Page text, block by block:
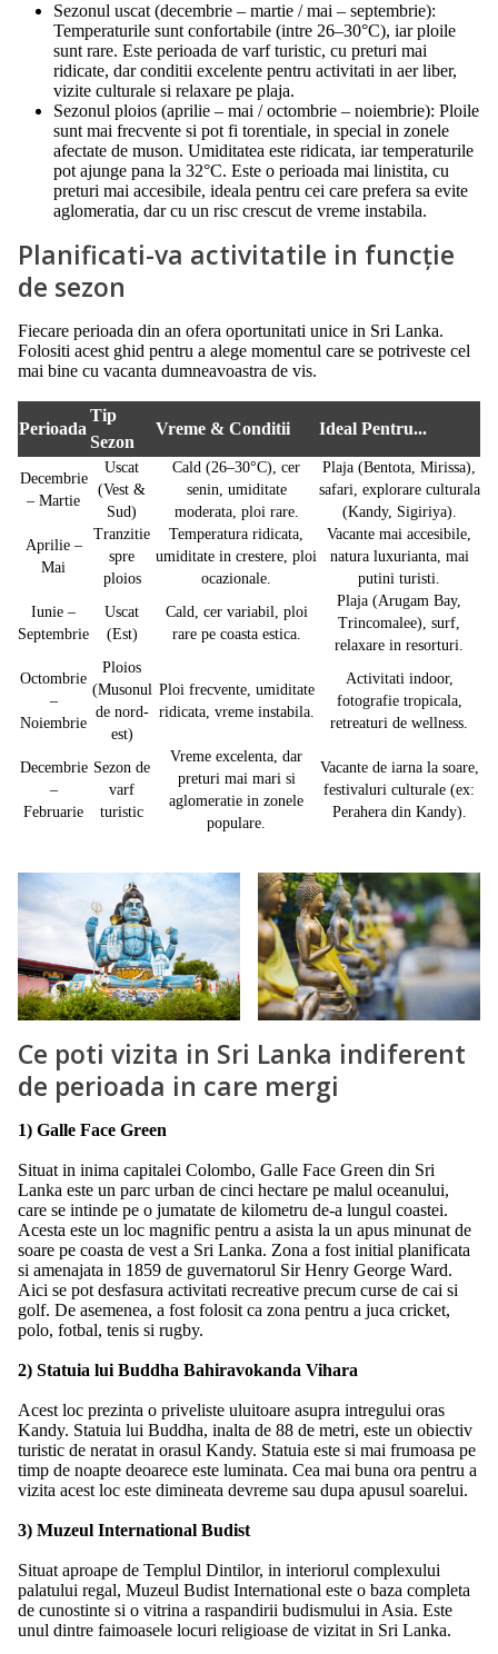
Sezonul uscat (decembrie – martie / mai – septembrie):
Temperaturile sunt confortabile (intre 26–30°C), iar ploile
sunt rare. Este perioada de varf turistic, cu preturi mai
ridicate, dar conditii excelente pentru activitati in aer liber,
vizite culturale si relaxare pe plaja.
Sezonul ploios (aprilie – mai / octombrie – noiembrie): Ploile
sunt mai frecvente si pot fi torentiale, in special in zonele
afectate de muson. Umiditatea este ridicata, iar temperaturile
pot ajunge pana la 32°C. Este o perioada mai linistita, cu
preturi mai accesibile, ideala pentru cei care prefera sa evite
aglomeratia, dar cu un risc crescut de vreme instabila.
Planificati-va activitatile in funcție
de sezon
Fiecare perioada din an ofera oportunitati unice in Sri Lanka.
Folositi acest ghid pentru a alege momentul care se potriveste cel
mai bine cu vacanta dumneavoastra de vis.
Perioada
Tip
Sezon
Vreme & Conditii Ideal Pentru...
Decembrie
– Martie
Uscat
(Vest &
Sud)
Cald (26–30°C), cer
senin, umiditate
moderata, ploi rare.
Plaja (Bentota, Mirissa),
safari, explorare culturala
(Kandy, Sigiriya).
Aprilie –
Mai
Tranzitie
spre
ploios
Temperatura ridicata,
umiditate in crestere, ploi
ocazionale.
Vacante mai accesibile,
natura luxurianta, mai
putini turisti.
Iunie –
Septembrie
Uscat
(Est)
Cald, cer variabil, ploi
rare pe coasta estica.
Plaja (Arugam Bay,
Trincomalee), surf,
relaxare in resorturi.
Octombrie
–
Noiembrie
Ploios
(Musonul
de nord-
est)
Ploi frecvente, umiditate
ridicata, vreme instabila.
Activitati indoor,
fotografie tropicala,
retreaturi de wellness.
Decembrie
–
Februarie
Sezon de
varf
turistic
Vreme excelenta, dar
preturi mai mari si
aglomeratie in zonele
populare.
Vacante de iarna la soare,
festivaluri culturale (ex:
Perahera din Kandy).
Ce poti vizita in Sri Lanka indiferent
de perioada in care mergi
1) Galle Face Green
Situat in inima capitalei Colombo, Galle Face Green din Sri
Lanka este un parc urban de cinci hectare pe malul oceanului,
care se intinde pe o jumatate de kilometru de-a lungul coastei.
Acesta este un loc magnific pentru a asista la un apus minunat de
soare pe coasta de vest a Sri Lanka. Zona a fost initial planificata
si amenajata in 1859 de guvernatorul Sir Henry George Ward.
Aici se pot desfasura activitati recreative precum curse de cai si
golf. De asemenea, a fost folosit ca zona pentru a juca cricket,
polo, fotbal, tenis si rugby.
2) Statuia lui Buddha Bahiravokanda Vihara
Acest loc prezinta o priveliste uluitoare asupra intregului oras
Kandy. Statuia lui Buddha, inalta de 88 de metri, este un obiectiv
turistic de neratat in orasul Kandy. Statuia este si mai frumoasa pe
timp de noapte deoarece este luminata. Cea mai buna ora pentru a
vizita acest loc este dimineata devreme sau dupa apusul soarelui.
3) Muzeul International Budist
Situat aproape de Templul Dintilor, in interiorul complexului
palatului regal, Muzeul Budist International este o baza completa
de cunostinte si o vitrina a raspandirii budismului in Asia. Este
unul dintre faimoasele locuri religioase de vizitat in Sri Lanka.